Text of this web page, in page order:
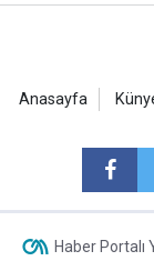
Anasayfa
Haber Portalı